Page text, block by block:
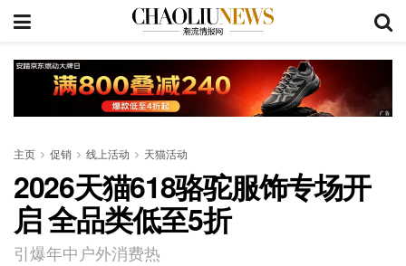
主页 促销 线上活动 天猫活动
2026天猫618骆驼服饰专场开
启 全品类低至5折
引爆年中户外消费热